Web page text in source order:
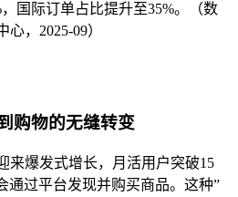
国际订单占比提升至35%。（数
，2025-09）
购物的无缝转变
来爆发式增长，月活用户突破15
通过平台发现并购买商品。这种”